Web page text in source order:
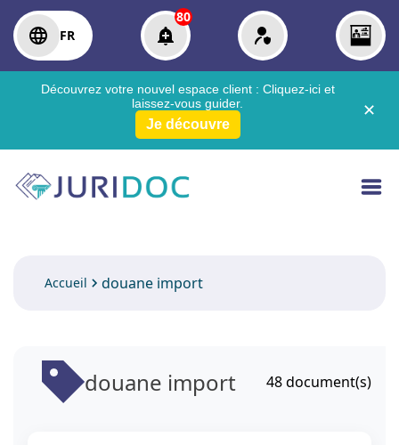
FR
80
Découvrez votre nouvel espace client : Cliquez-ici et
laissez-vous guider.
Je découvre
✕
Accueil douane import
douane import 48document(s)